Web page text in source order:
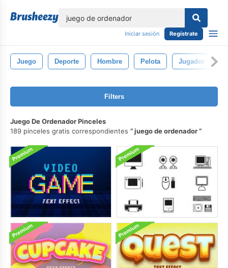
Iniciar sesión Regístrate
Juego Deporte Hombre Pelota Jugador
Filters
Juego De Ordenador Pinceles
189 pinceles gratis correspondientes
juego de ordenador